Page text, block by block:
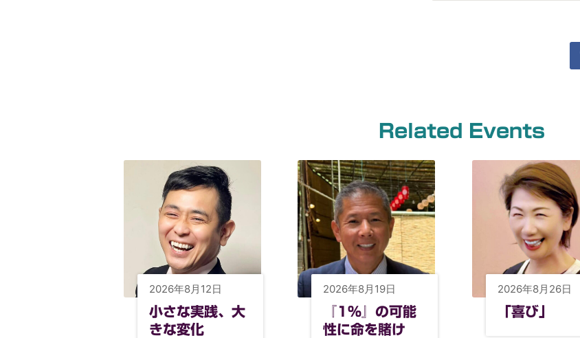
Related Events
2026年8月12日
小さな実践、大
きな変化
2026年8月19日
『1%』の可能
性に命を賭け
2026年8月26日
「喜び」